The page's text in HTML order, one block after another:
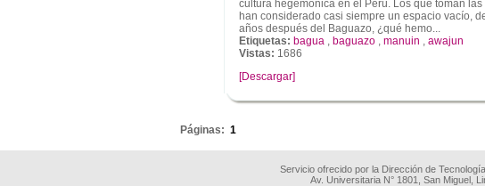
cultura hegemónica en el Perú. Los que toman
han considerado casi siempre un espacio vacío,
años después del Baguazo, ¿qué hemo...
Etiquetas: bagua , baguazo , manuin , awajun
Vistas: 1686
[Descargar]
Páginas: 1
Servicio ofrecido por la Dirección de
Av. Universitaria N° 1801, San Miguel,